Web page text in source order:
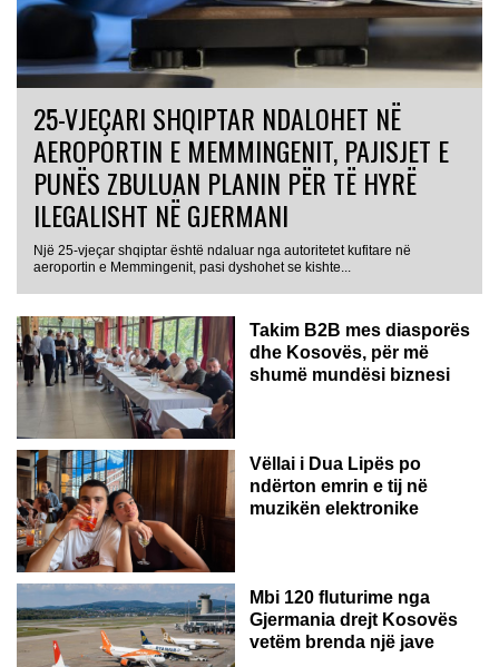
25-VJEÇARI SHQIPTAR NDALOHET NË
AEROPORTIN E MEMMINGENIT, PAJISJET E
PUNËS ZBULUAN PLANIN PËR TË HYRË
ILEGALISHT NË GJERMANI
Një 25-vjeçar shqiptar është ndaluar nga autoritetet kufitare në
aeroportin e Memmingenit, pasi dyshohet se kishte...
Takim B2B mes diasporës
dhe Kosovës, për më
shumë mundësi biznesi
Vëllai i Dua Lipës po
ndërton emrin e tij në
muzikën elektronike
GJERMANI
Mbi 120 fluturime nga
Gjermania drejt Kosovës
vetëm brenda një jave